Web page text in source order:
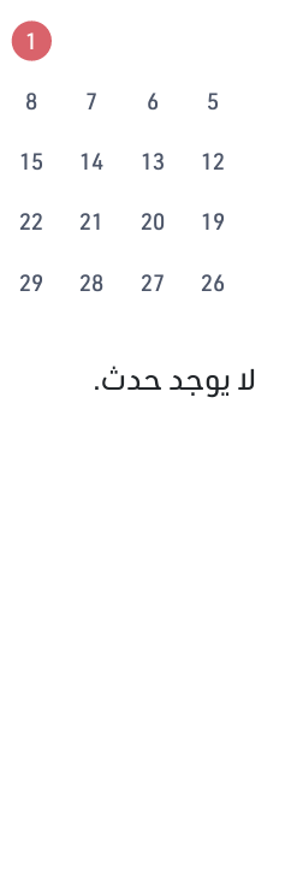
1
5
6
7
8
12
13
14
15
19
20
21
22
26
27
28
29
لا يوجد حدث.